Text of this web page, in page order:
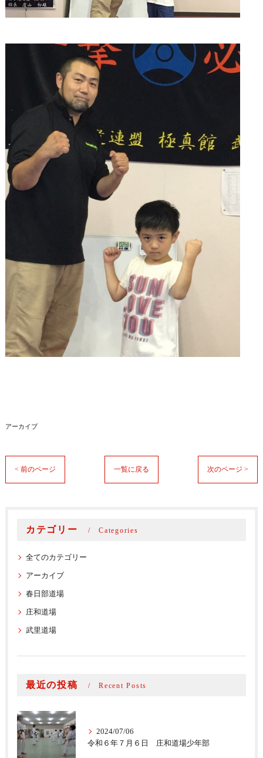
アーカイブ
< 前のページ 一覧に戻る 次のページ >
カテゴリー Categories
全てのカテゴリー
アーカイブ
春日部道場
庄和道場
武里道場
最近の投稿 Recent Posts
2024/07/06
令和６年７月６日 庄和道場少年部